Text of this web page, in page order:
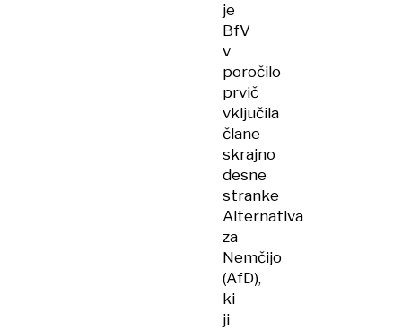
je
BfV
v
poročilo
prvič
vključila
člane
skrajno
desne
stranke
Alternativa
za
Nemčijo
(AfD),
ki
ji